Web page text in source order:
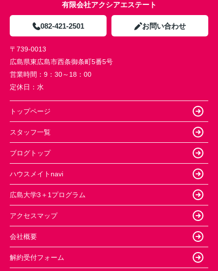
有限会社アクシアエステート
082-421-2501 お問い合わせ
〒739-0013
広島県東広島市西条御条町5番5号
営業時間： 9：30～18：00
定休日： 水
トップページ
スタッフ一覧
ブログトップ
ハウスメイトnavi
広島大学3＋1プログラム
アクセスマップ
会社概要
解約受付フォーム